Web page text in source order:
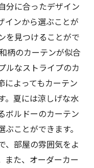
分に合ったデザイン
インから選ぶことが
を見つけることがで
柄のカーテンが似合
ルなストライプのカ
によってもカーテン
。夏には涼しげな水
ボルドーのカーテン
ことができます。
、部屋の雰囲気をよ
また、オーダーカー